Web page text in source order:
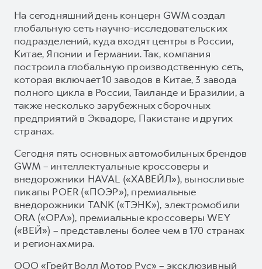
На сегодняшний день концерн GWM создал
глобальную сеть научно-исследовательских
подразделений, куда входят центры в России,
Китае, Японии и Германии. Так, компания
построила глобальную производственную сеть,
которая включает 10 заводов в Китае, 3 завода
полного цикла в России, Таиланде и Бразилии, а
также несколько зарубежных сборочных
предприятий в Эквадоре, Пакистане и других
странах.
Сегодня пять основных автомобильных брендов
GWM – интеллектуальные кроссоверы и
внедорожники HAVAL («ХАВЕЙЛ»), выносливые
пикапы POER («ПОЭР»), премиальные
внедорожники TANK («ТЭНК»), электромобили
ORA («ОРА»), премиальные кроссоверы WEY
(«ВЕЙ») – представлены более чем в 170 странах
и регионах мира.
ООО «Грейт Волл Мотор Рус» – эксклюзивный